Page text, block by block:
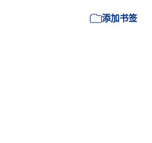
添加书签